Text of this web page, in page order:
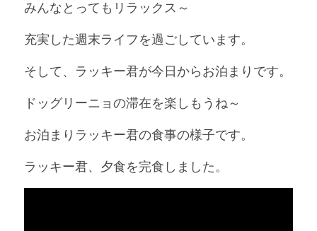
みんなとってもリラックス～
充実した週末ライフを過ごしています。
そして、ラッキー君が今日からお泊まりです。
ドッグリーニョの滞在を楽しもうね～
お泊まりラッキー君の食事の様子です。
ラッキー君、夕食を完食しました。